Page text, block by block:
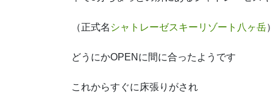
（正式名 シャトレーゼスキーリゾート八ヶ岳
どうにかOPENに間に合ったようです
これからすぐに床張りがされ